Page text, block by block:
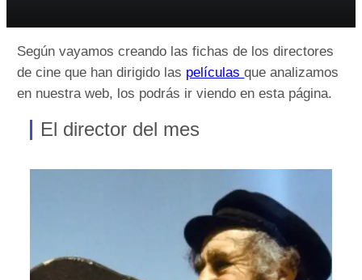
Según vayamos creando las fichas de los directores
de cine que han dirigido las películasque analizamos
en nuestra web, los podrás ir viendo en esta página.
El director del mes